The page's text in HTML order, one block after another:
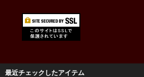
最近チェックしたアイテム